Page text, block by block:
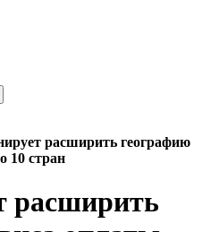
расширить географию
10 стран
расширить